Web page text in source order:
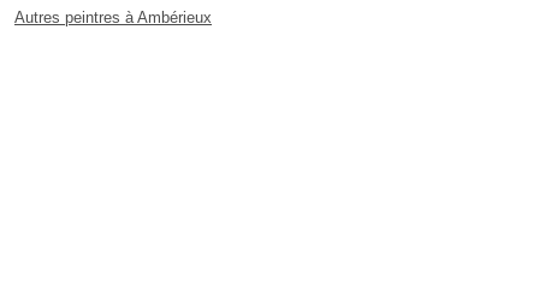
Autres peintres à Ambérieux